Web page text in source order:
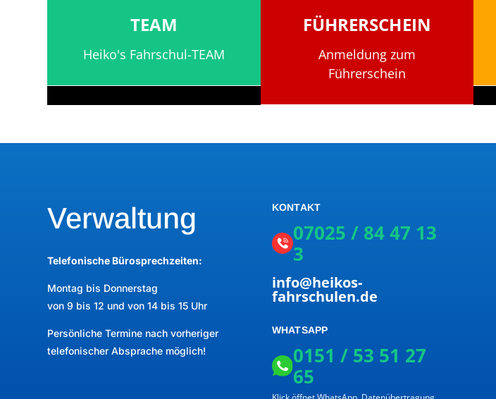
TEAM
Heiko's Fahrschul-TEAM
FÜHRERSCHEIN
Anmeldung zum
Führerschein
Verwaltung
Telefonische Bürosprechzeiten:
Montag bis Donnerstag
von 9 bis 12 und von 14 bis 15 Uhr
Persönliche Termine nach vorheriger
telefonischer Absprache möglich!
KONTAKT
07025 / 84 47 13
3
info@heikos-
fahrschulen.de
WHATSAPP
0151 / 53 51 27
65